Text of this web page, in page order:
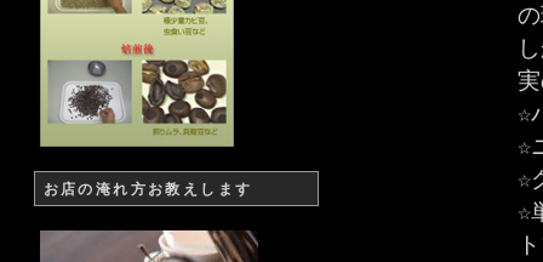
お店の淹れ方お教えします
☆
☆
☆
☆